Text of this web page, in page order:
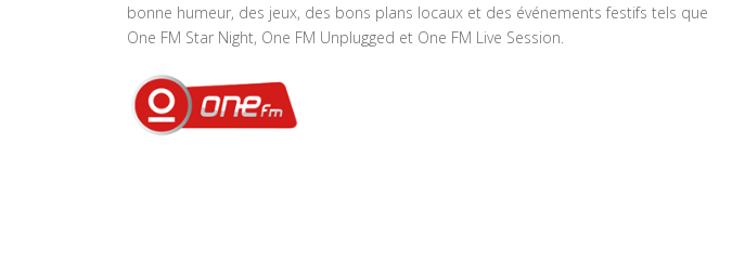
bonne humeur, des jeux, des bons plans locaux et des événements festifs tels que
One FM Star Night, One FM Unplugged et One FM Live Session.